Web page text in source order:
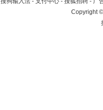
Copyright©